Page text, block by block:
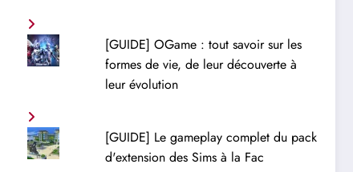
[GUIDE] OGame : tout savoir sur les
formes de vie, de leur découverte à
leur évolution
[GUIDE] Le gameplay complet du pack
d'extension des Sims à la Fac